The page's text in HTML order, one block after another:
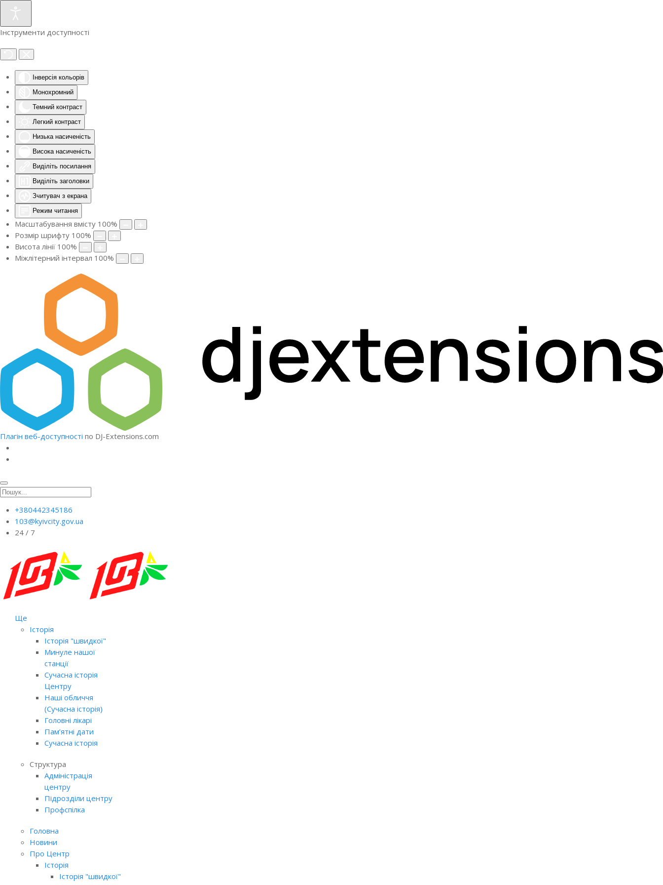
Інструменти доступності
Інверсія кольорів
Монохромний
Темний контраст
Легкий контраст
Низька насиченість
Висока насиченість
Виділіть посилання
Виділіть заголовки
Зчитувач з екрана
Режим читання
Масштабування вмісту 100%
Розмір шрифту 100%
Висота лінії 100%
Міжлітерний інтервал 100%
Плагін веб-доступності по DJ-Extensions.com
+380442345186
103@kyivcity.gov.ua
24 / 7
Ще
Історія
Історія "швидкої"
Минуле нашої
станції
Сучасна історія
Центру
Наші обличчя
(Сучасна історія)
Головні лікарі
Пам’ятні дати
Сучасна історія
Структура
Адміністрація
центру
Підрозділи центру
Профспілка
Головна
Новини
Про Центр
Історія
Історія "швидкої"